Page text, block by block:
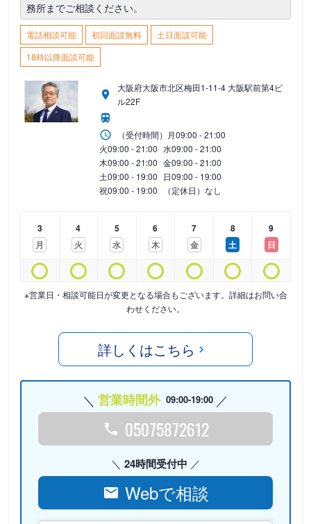
務所までご相談ください。
電話相談可能 初回面談無料
土日面談可能
18時以降面談可能
大阪府大阪市北区梅田1-11-4 大阪駅前第4ビ
ル22F
（受付時間） 月09:00 - 21:00
火09:00 - 21:00 水09:00 - 21:00
木09:00 - 21:00 金09:00 - 21:00
土09:00 - 19:00 日09:00 - 19:00
祝09:00 - 19:00 （定休日）なし
3
月
4
火
5
水
6
木
7
金
8
土
9
日
※営業日・相談可能日が変更となる場合もございます。詳細はお問い合
わせください。
詳しくはこちら
営業時間外 09:00-19:00
05075872612
24時間受付中
Webで相談